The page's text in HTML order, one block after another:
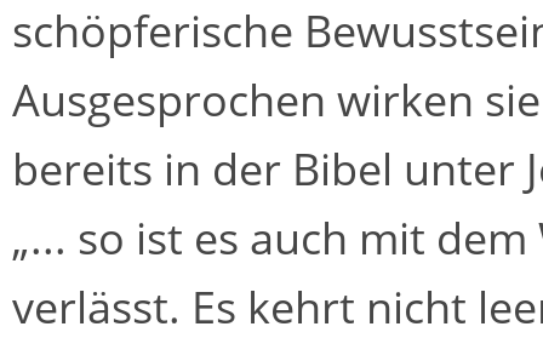
schöpferische
Ausgesprochen wirken
bereits in der Bibel unter
„... so ist es auch mit
verlässt. Es kehrt nicht